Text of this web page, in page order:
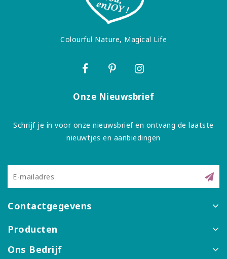
Colourful Nature, Magical Life
Onze Nieuwsbrief
Schrijf je in voor onze nieuwsbrief en ontvang de laatste
nieuwtjes en aanbiedingen
Contactgegevens
Producten
Ons Bedrijf